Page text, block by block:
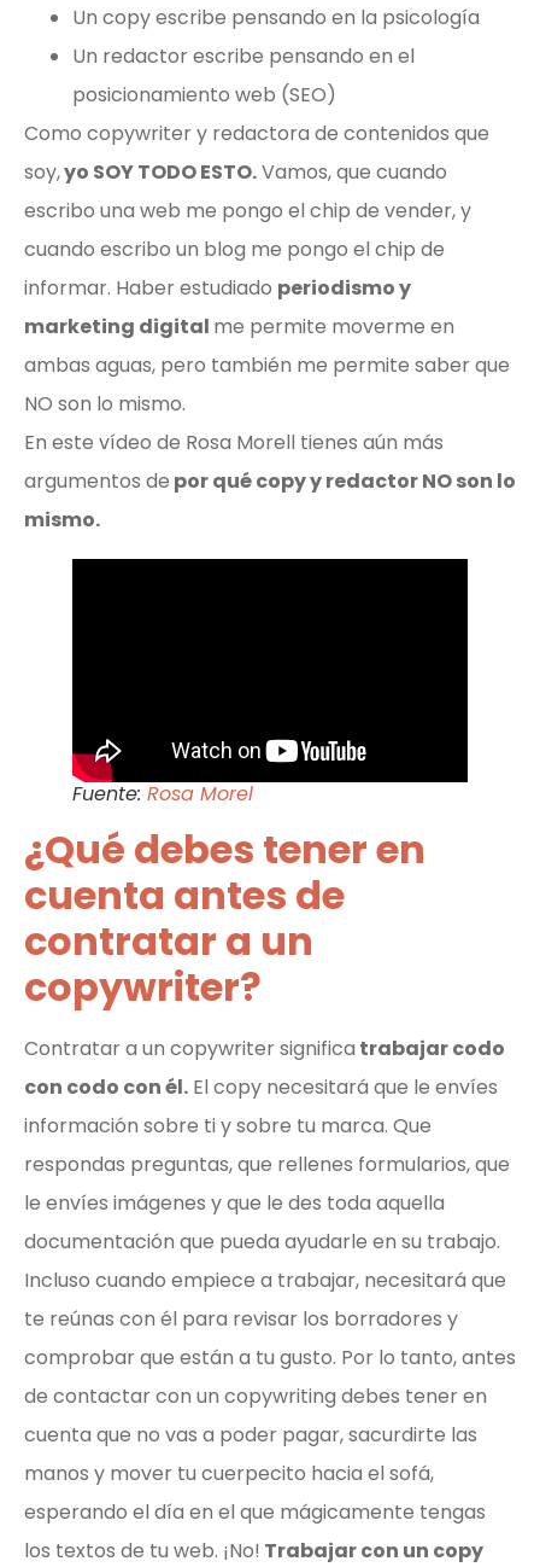
Un copy escribe pensando en la psicología
Un redactor escribe pensando en el
posicionamiento web (SEO)
Como copywriter y redactora de contenidos que
soy,yo SOY TODO ESTO.Vamos, que cuando
escribo una web me pongo el chip de vender, y
cuando escribo un blog me pongo el chip de
informar. Haber estudiado periodismo y
marketing digital me permite moverme en
ambas aguas, pero también me permite saber que
NO son lo mismo.
En este vídeo de Rosa Morell tienes aún más
argumentos de por qué copy y redactor NO son lo
mismo.
Fuente: Rosa Morel
¿Qué debes tener en
cuenta antes de
contratar a un
copywriter?
Contratar a un copywriter significa trabajar codo
con codo con él. El copy necesitará que le envíes
información sobre ti y sobre tu marca. Que
respondas preguntas, que rellenes formularios, que
le envíes imágenes y que le des toda aquella
documentación que pueda ayudarle en su trabajo.
Incluso cuando empiece a trabajar, necesitará que
te reúnas con él para revisar los borradores y
comprobar que están a tu gusto. Por lo tanto, antes
de contactar con un copywriting debes tener en
cuenta que no vas a poder pagar, sacurdirte las
manos y mover tu cuerpecito hacia el sofá,
esperando el día en el que mágicamente tengas
los textos de tu web. ¡No! Trabajar con un copy